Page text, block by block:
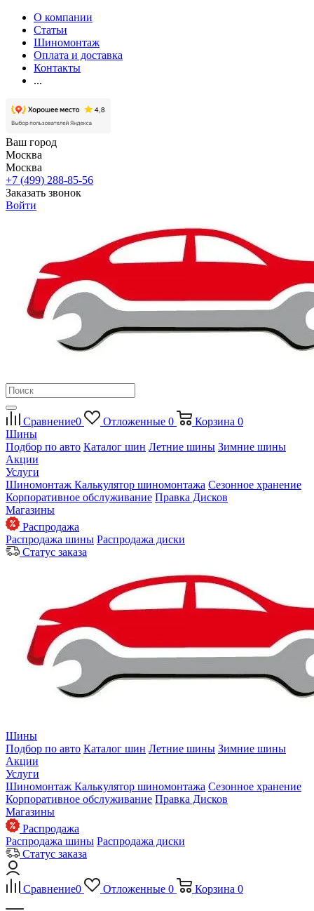
О компании
Статьи
Шиномонтаж
Оплата и доставка
Контакты
...
Ваш город
Москва
Москва
+7 (499) 288-85-56
Заказать звонок
Войти
Сравнение0 Отложенные 0 Корзина 0
Шины
Подбор по авто Каталог шин Летние шины Зимние шины
Акции
Услуги
Шиномонтаж Калькулятор шиномонтажа Сезонное хранение
Корпоративное обслуживание Правка Дисков
Магазины
Распродажа
Распродажа шины Распродажа диски
Статус заказа
Шины
Подбор по авто Каталог шин Летние шины Зимние шины
Акции
Услуги
Шиномонтаж Калькулятор шиномонтажа Сезонное хранение
Корпоративное обслуживание Правка Дисков
Магазины
Распродажа
Распродажа шины Распродажа диски
Статус заказа
Сравнение0 Отложенные 0 Корзина 0